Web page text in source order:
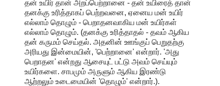
தன் உயிர் தான் அறப்பெற்றானை - தன் உயிரைத் தான்
தனக்கு உரித்தாகப் பெற்றவனை, ஏனைய மன் உயிர்
எல்லாம் தொழும் - பெறாதனவாகிய மன் உயிர்கள்
எல்லாம் தொழும். (தனக்கு உரித்தாதல் - தவம் ஆகிய
தன் கருமம் செய்தல். அதனின் ஊங்குப் பெறுதற்கு
அரியது இன்மையின், 'பெற்றானை' என்றார். 'அது
பெறாதன' என்றது ஆசையுட் பட்டு அவம் செய்யும்
உயிர்களை. சாபமும் அருளும் ஆகிய இரண்டு
ஆற்றலும் உடைமையின் 'தொழும்' என்றார்.).